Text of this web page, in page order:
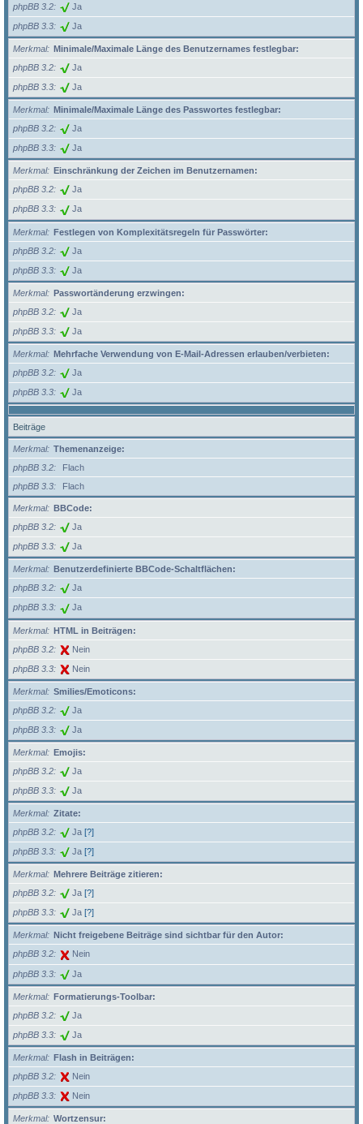
phpBB 3.2
Ja
phpBB 3.3 Ja
Merkmal
Minimale/Maximale Länge des Benutzernames festlegbar:
phpBB 3.2
Ja
phpBB 3.3 Ja
Merkmal
Minimale/Maximale Länge des Passwortes festlegbar:
phpBB 3.2
Ja
phpBB 3.3 Ja
Merkmal
Einschränkung der Zeichen im Benutzernamen:
phpBB 3.2
Ja
phpBB 3.3 Ja
Merkmal
Festlegen von Komplexitätsregeln für Passwörter:
phpBB 3.2
Ja
phpBB 3.3 Ja
Merkmal
Passwortänderung erzwingen:
phpBB 3.2
Ja
phpBB 3.3 Ja
Merkmal
Mehrfache Verwendung von E-Mail-Adressen erlauben/verbieten:
phpBB 3.2
Ja
phpBB 3.3 Ja
Beiträge
Merkmal
Themenanzeige:
phpBB 3.2
Flach
phpBB 3.3
Flach
Merkmal
BBCode:
phpBB 3.2
Ja
phpBB 3.3 Ja
Merkmal
Benutzerdefinierte BBCode-Schaltflächen:
phpBB 3.2
Ja
phpBB 3.3 Ja
Merkmal
HTML in Beiträgen:
phpBB 3.2
Nein
phpBB 3.3 Nein
Merkmal
Smilies/Emoticons:
phpBB 3.2
Ja
phpBB 3.3 Ja
Merkmal
Emojis:
phpBB 3.2
Ja
phpBB 3.3 Ja
Merkmal
Zitate:
phpBB 3.2
Ja [?]
phpBB 3.3 Ja [?]
Merkmal
Mehrere Beiträge zitieren:
phpBB 3.2
Ja [?]
phpBB 3.3 Ja [?]
Merkmal
Nicht freigebene Beiträge sind sichtbar für den Autor:
phpBB 3.2
Nein
phpBB 3.3 Ja
Merkmal
Formatierungs-Toolbar:
phpBB 3.2
Ja
phpBB 3.3 Ja
Merkmal
Flash in Beiträgen:
phpBB 3.2
Nein
phpBB 3.3 Nein
Merkmal
Wortzensur: